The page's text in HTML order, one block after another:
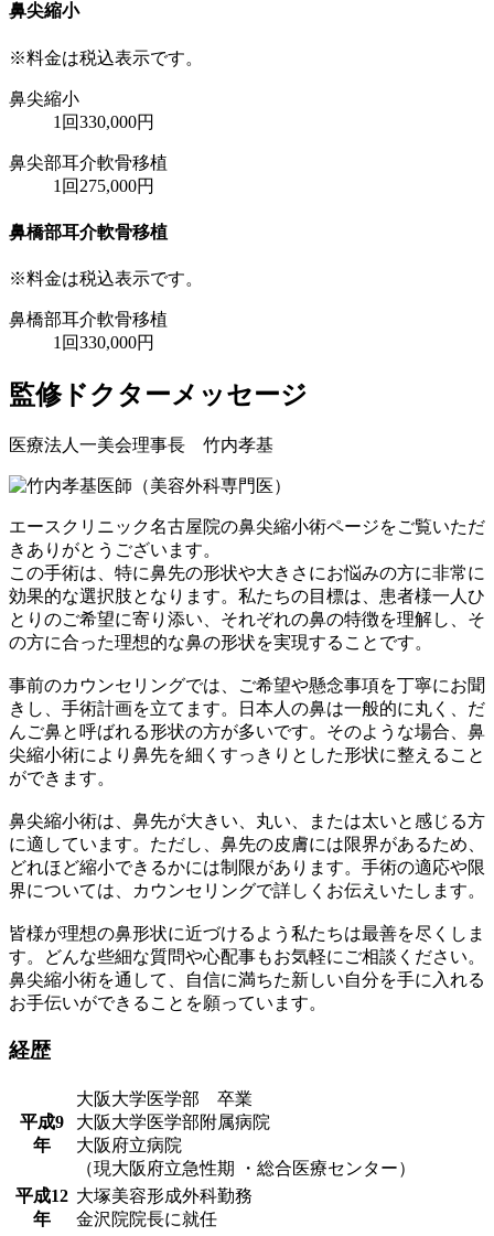
鼻尖縮小
※料金は税込表示です。
鼻尖縮小
1回330,000円
鼻尖部耳介軟骨移植
1回 275,000円
鼻橋部耳介軟骨移植
※料金は税込表示です。
鼻橋部耳介軟骨移植
1回330,000円
監修ドクターメッセージ
医療法人一美会理事長 竹内孝基
エースクリニック名古屋院の鼻尖縮小術ページをご覧いただ
きありがとうございます。
この手術は、特に鼻先の形状や大きさにお悩みの方に非常に
効果的な選択肢となります。私たちの目標は、患者様一人ひ
とりのご希望に寄り添い、それぞれの鼻の特徴を理解し、そ
の方に合った理想的な鼻の形状を実現することです。
事前のカウンセリングでは、ご希望や懸念事項を丁寧にお聞
きし、手術計画を立てます。日本人の鼻は一般的に丸く、だ
んご鼻と呼ばれる形状の方が多いです。そのような場合、鼻
尖縮小術により鼻先を細くすっきりとした形状に整えること
ができます。
鼻尖縮小術は、鼻先が大きい、丸い、または太いと感じる方
に適しています。ただし、鼻先の皮膚には限界があるため、
どれほど縮小できるかには制限があります。手術の適応や限
界については、カウンセリングで詳しくお伝えいたします。
皆様が理想の鼻形状に近づけるよう私たちは最善を尽くしま
す。どんな些細な質問や心配事もお気軽にご相談ください。
鼻尖縮小術を通して、自信に満ちた新しい自分を手に入れる
お手伝いができることを願っています。
経歴
平成9
年
大阪大学医学部 卒業
大阪大学医学部附属病院
大阪府立病院
（現大阪府立急性期 ・総合医療センター）
平成12
年
大塚美容形成外科勤務
金沢院院長に就任